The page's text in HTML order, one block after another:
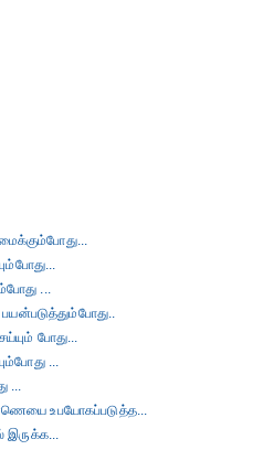
...
போது...
...
...
உபயோகப்படுத்த...
இருக்க...